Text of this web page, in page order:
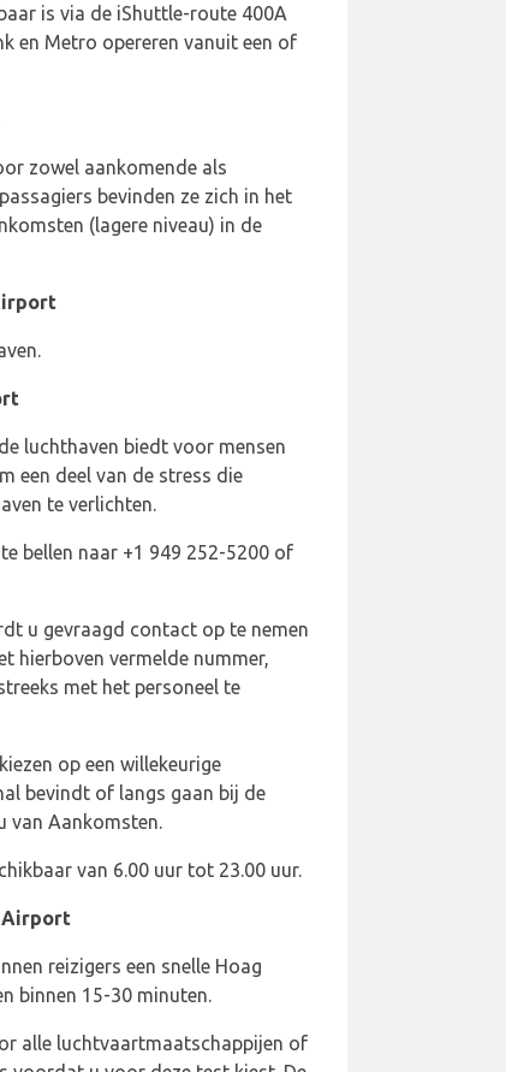
is via de iShuttle-route 400A
en Metro opereren vanuit een of
zowel aankomende als
bevinden ze zich in het
(lagere niveau) in de
luchthaven biedt voor mensen
een deel van de stress die
te verlichten.
bellen naar +1 949 252-5200 of
u gevraagd contact op te nemen
hierboven vermelde nummer,
met het personeel te
op een willekeurige
bevindt of langs gaan bij de
van Aankomsten.
van 6.00 uur tot 23.00 uur.
Airport
reizigers een snelle Hoag
binnen 15-30 minuten.
alle luchtvaartmaatschappijen of